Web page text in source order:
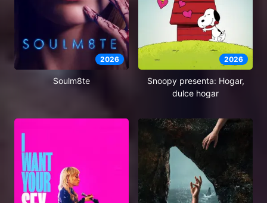
2026
Soulm8te
2026
Snoopy presenta: Hogar,
dulce hogar